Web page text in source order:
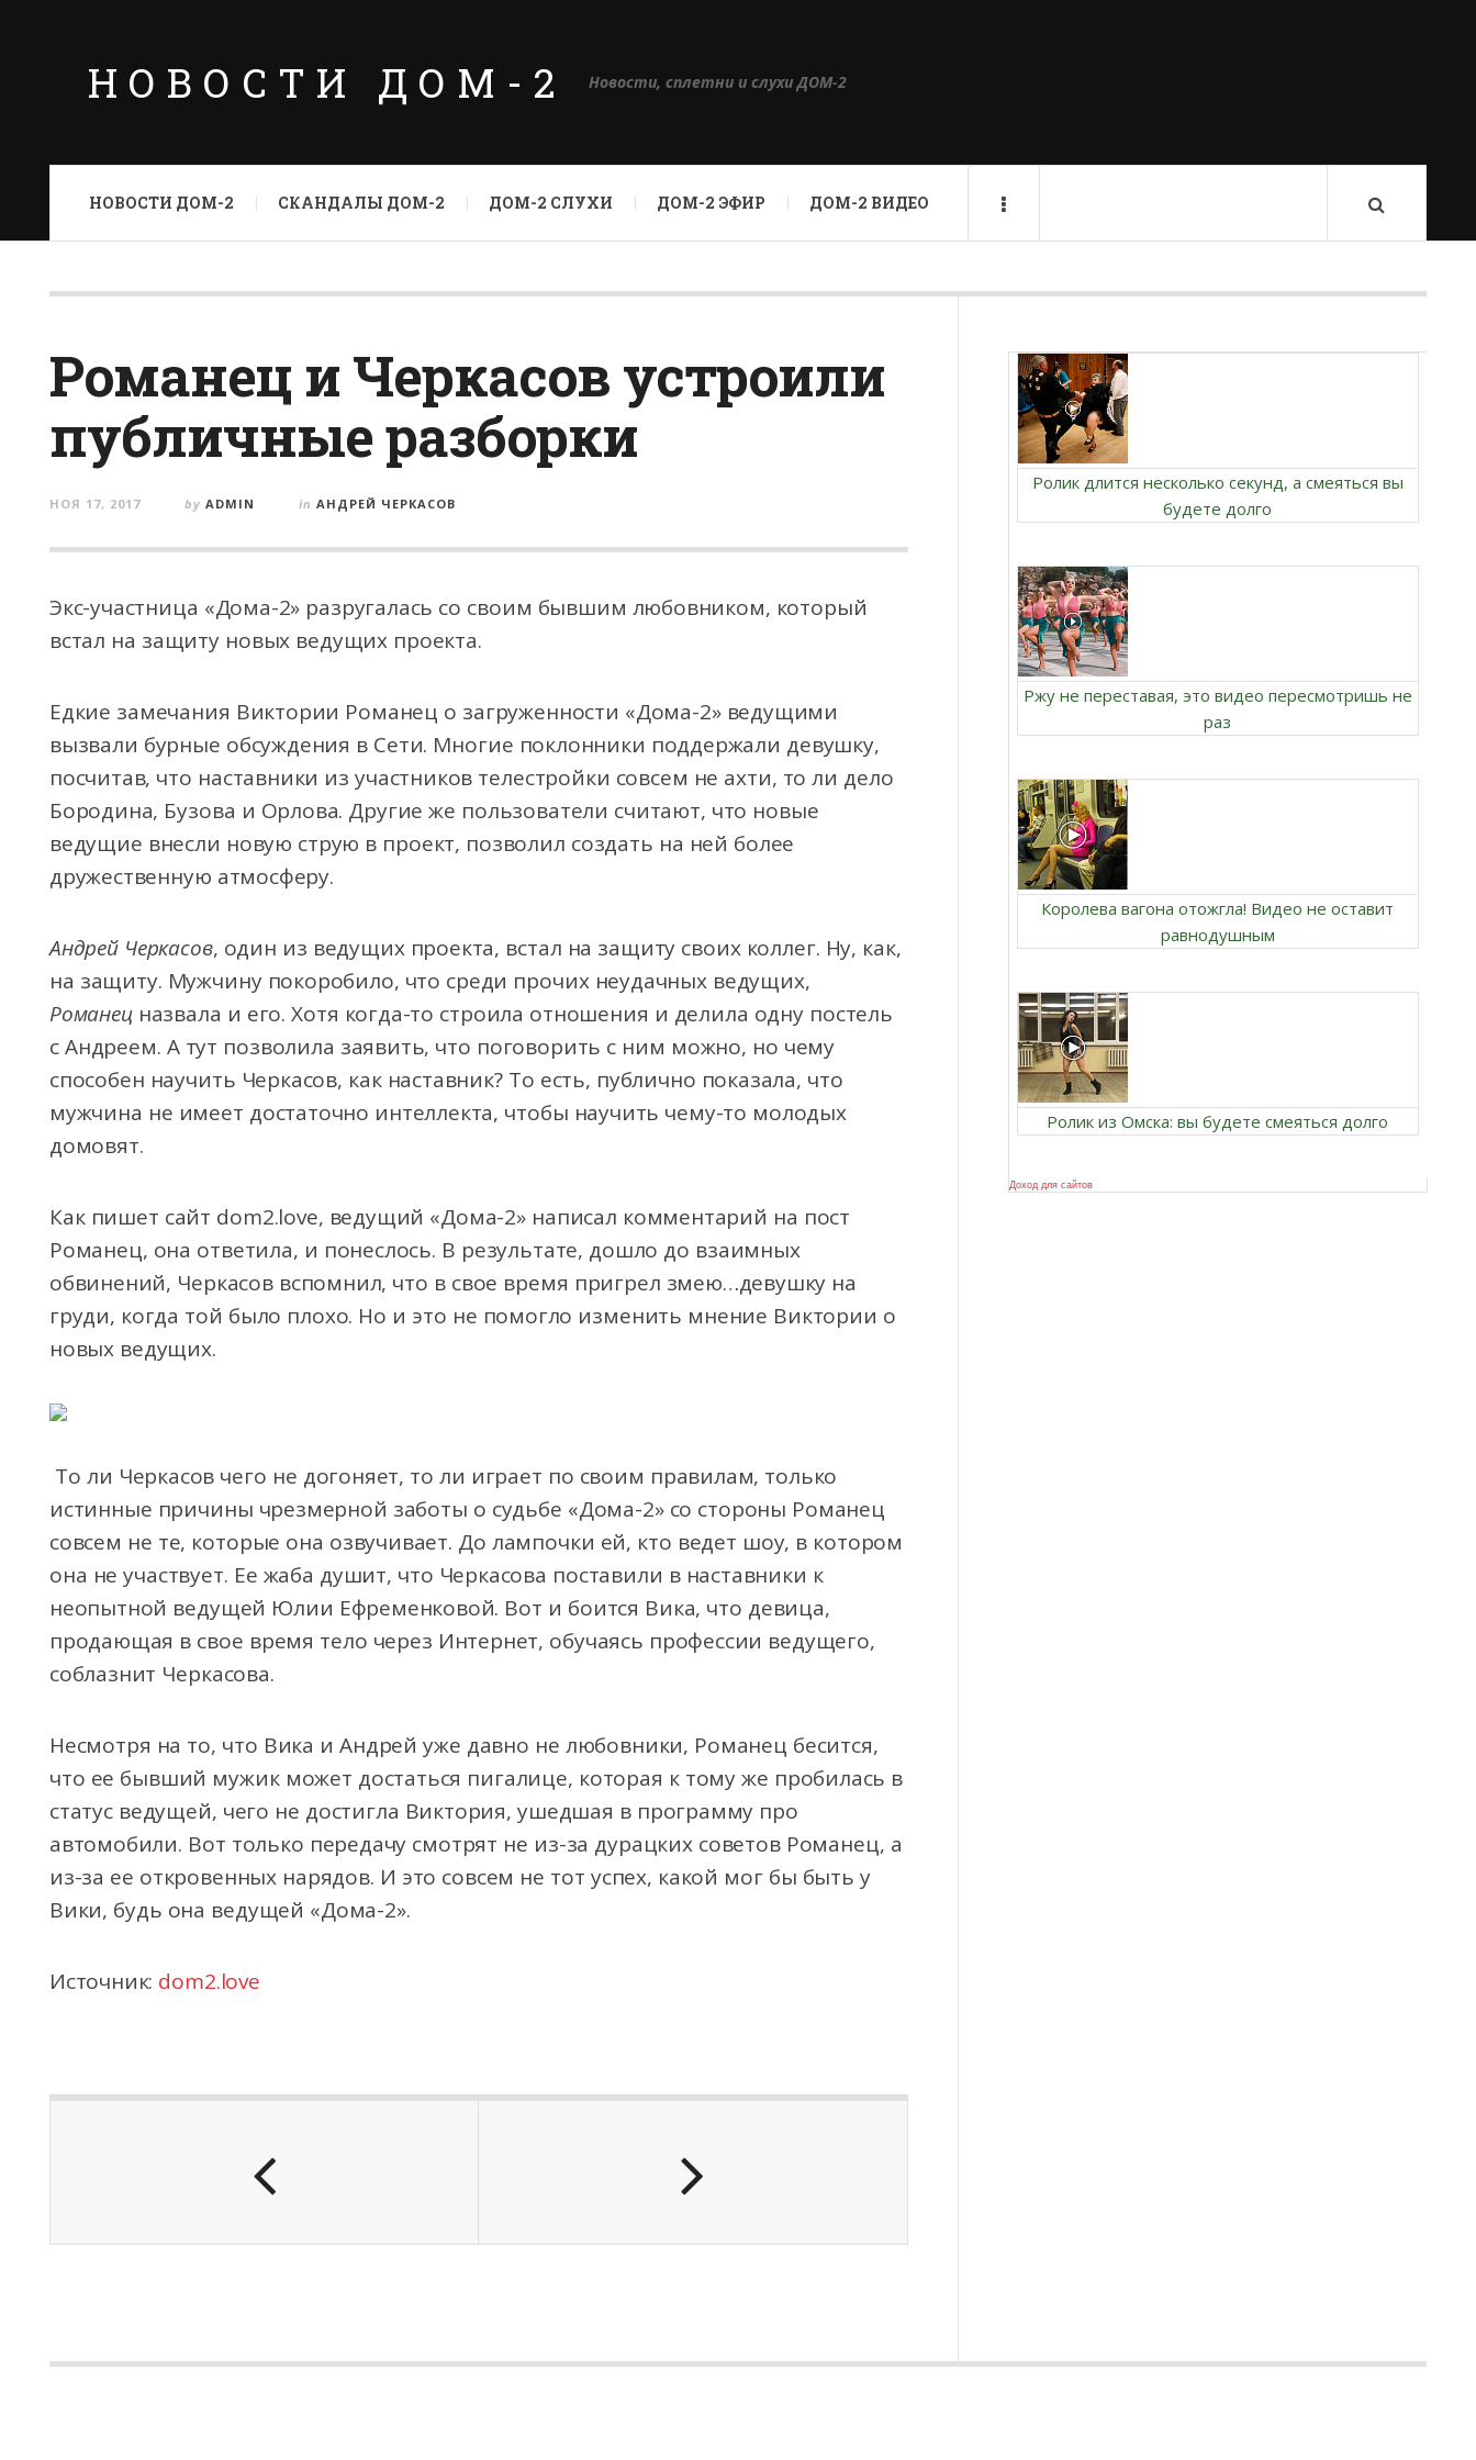
НОВОСТИ ДОМ-2 Новости, сплетни и слухи ДОМ-2
НОВОСТИ ДОМ-2 СКАНДАЛЫ ДОМ-2 ДОМ-2 СЛУХИ ДОМ-2 ЭФИР ДОМ-2 ВИДЕО
Романец и Черкасов устроили
публичные разборки
НОЯ 17, 2017 by ADMIN in АНДРЕЙ ЧЕРКАСОВ
Экс-участница «Дома-2» разругалась со своим бывшим любовником, который
встал на защиту новых ведущих проекта.
Едкие замечания Виктории Романец о загруженности «Дома-2» ведущими
вызвали бурные обсуждения в Сети. Многие поклонники поддержали девушку,
посчитав, что наставники из участников телестройки совсем не ахти, то ли дело
Бородина, Бузова и Орлова. Другие же пользователи считают, что новые
ведущие внесли новую струю в проект, позволил создать на ней более
дружественную атмосферу.
Андрей Черкасов, один из ведущих проекта, встал на защиту своих коллег. Ну, как,
на защиту. Мужчину покоробило, что среди прочих неудачных ведущих,
Романец назвала и его. Хотя когда-то строила отношения и делила одну постель
с Андреем. А тут позволила заявить, что поговорить с ним можно, но чему
способен научить Черкасов, как наставник? То есть, публично показала, что
мужчина не имеет достаточно интеллекта, чтобы научить чему-то молодых
домовят.
Как пишет сайт dom2.love, ведущий «Дома-2» написал комментарий на пост
Романец, она ответила, и понеслось. В результате, дошло до взаимных
обвинений, Черкасов вспомнил, что в свое время пригрел змею…девушку на
груди, когда той было плохо. Но и это не помогло изменить мнение Виктории о
новых ведущих.
То ли Черкасов чего не догоняет, то ли играет по своим правилам, только
истинные причины чрезмерной заботы о судьбе «Дома-2» со стороны Романец
совсем не те, которые она озвучивает. До лампочки ей, кто ведет шоу, в котором
она не участвует. Ее жаба душит, что Черкасова поставили в наставники к
неопытной ведущей Юлии Ефременковой. Вот и боится Вика, что девица,
продающая в свое время тело через Интернет, обучаясь профессии ведущего,
соблазнит Черкасова.
Несмотря на то, что Вика и Андрей уже давно не любовники, Романец бесится,
что ее бывший мужик может достаться пигалице, которая к тому же пробилась в
статус ведущей, чего не достигла Виктория, ушедшая в программу про
автомобили. Вот только передачу смотрят не из-за дурацких советов Романец, а
из-за ее откровенных нарядов. И это совсем не тот успех, какой мог бы быть у
Вики, будь она ведущей «Дома-2».
Источник: dom2.love
Ролик длится несколько секунд, а смеяться вы
будете долго
Ржу не переставая, это видео пересмотришь не
раз
Королева вагона отожгла! Видео не оставит
равнодушным
Ролик из Омска: вы будете смеяться долго
Доход для сайтов